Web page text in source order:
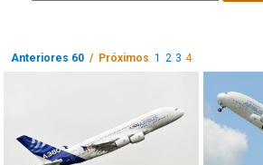
Anteriores 60 / Próximos 1 2 3 4